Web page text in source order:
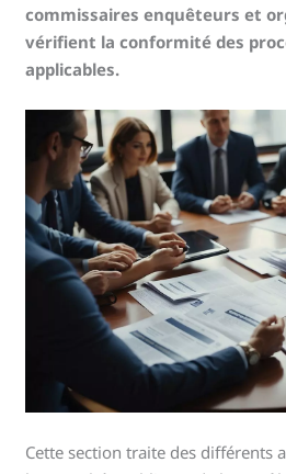
commissaires enquêteurs et
vérifient la conformité des
applicables.
Cette section traite des différents